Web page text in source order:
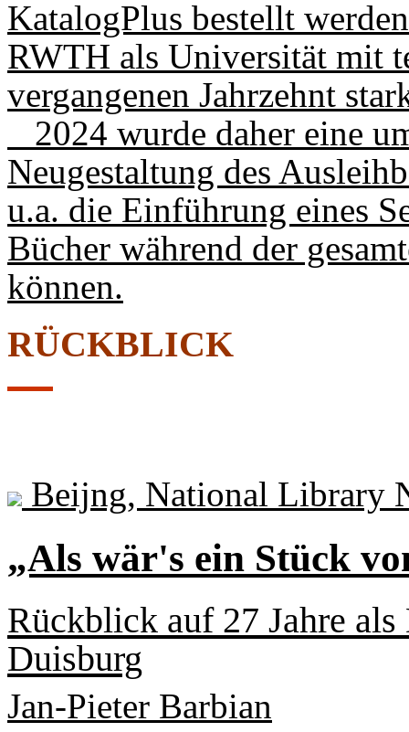
KatalogPlus bestellt
RWTH als Universität mit
vergangenen Jahrzehnt
2024 wurde daher eine
Neugestaltung des
u.a. die Einführung eines
Bücher während der
können.
RÜCKBLICK
Beijng, National Library
„Als wär's ein Stück
Rückblick auf 27 Jahre
Duisburg
Jan-Pieter Barbian